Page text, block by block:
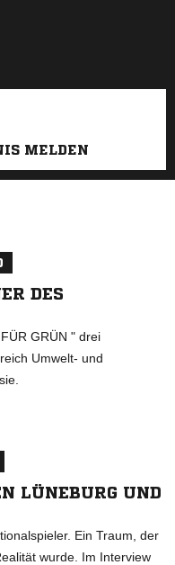
MELDEN
DES
GRÜN " drei
Umwelt- und
LÜNEBURG UND
Ein Traum, der
wurde. Im Interview